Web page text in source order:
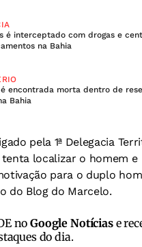
é interceptado com drogas e
na Bahia
encontrada morta dentro de
Bahia
pela 1ª Delegacia
tenta localizar o homem e
para o duplo
do Blog do Marcelo.
noGoogle Notíciase
do dia.